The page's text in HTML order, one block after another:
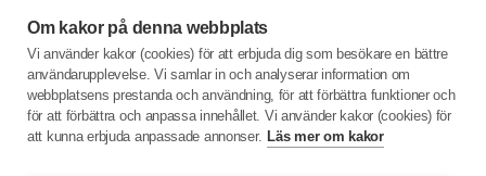
Om kakor på denna webbplats
Vi använder kakor (cookies) för att erbjuda dig som besökare en bättre
användarupplevelse. Vi samlar in och analyserar information om
webbplatsens prestanda och användning, för att förbättra funktioner och
för att förbättra och anpassa innehållet. Vi använder kakor (cookies) för
att kunna erbjuda anpassade annonser. Läs mer om kakor
Förmåner
C/o:Ralph Algotsson